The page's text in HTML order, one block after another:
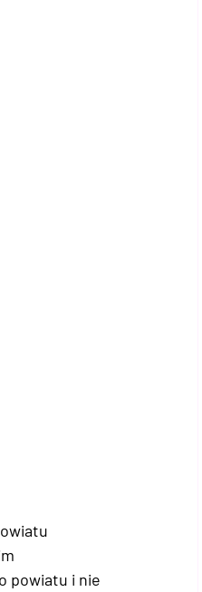
powiatu i nie